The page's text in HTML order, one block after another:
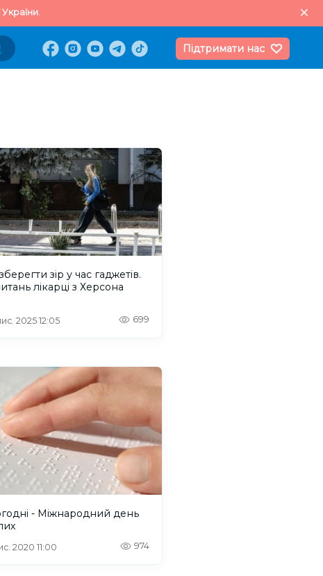
Підтримати нас
зір у час гаджетів.
лікарці з Херсона
2025 12:05 699
- Міжнародний день
2020 11:00 974